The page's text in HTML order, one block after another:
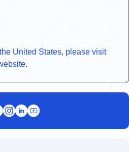
United States, please visit